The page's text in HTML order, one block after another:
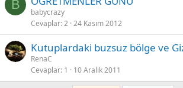
B
babycrazy
Cevaplar 2 24 Kasım 2012
Kutuplardaki buzsuz bölge ve
RenaC
Cevaplar 1 10 Aralık 2011